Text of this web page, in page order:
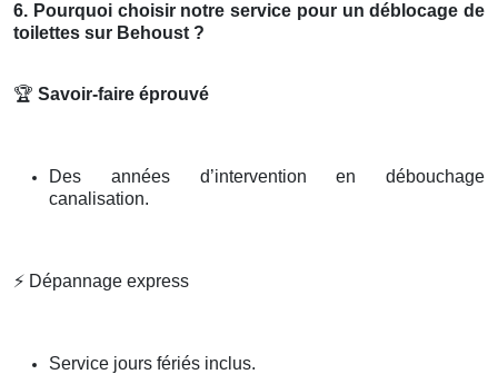
6. Pourquoi choisir notre service pour un déblocage de
toilettes sur Behoust ?
🏆 Savoir-faire éprouvé
Des années d’intervention en débouchage
canalisation.
⚡ Dépannage express
Service jours fériés inclus.